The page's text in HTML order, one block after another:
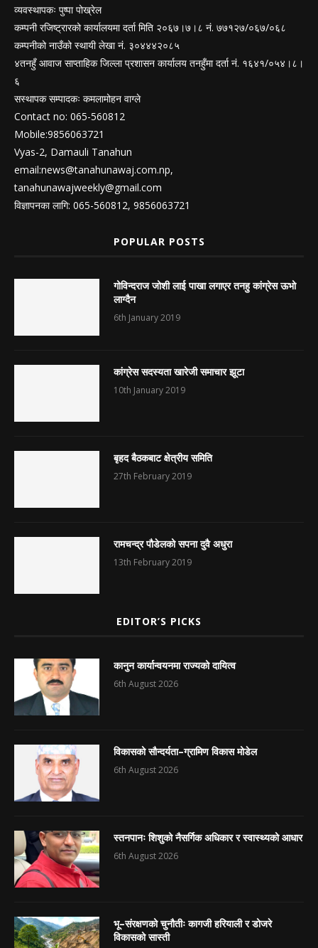
व्यवस्थापकः पुष्पा पोख्रेल
कम्पनी रजिष्ट्रारको कार्यालयमा दर्ता मिति २०६७।७।८ नं. ७७१२७/०६७/०६८
कम्पनीको नाउँको स्थायी लेखा नं. ३०४४४२०८५
४तनहुँ आवाज साप्ताहिक जिल्ला प्रशासन कार्यालय तनहुँमा दर्ता नं. १६४१/०५४।८।
६
सस्थापक सम्पादकः कमलामोहन वाग्ले
Contact no: 065-560812
Mobile:9856063721
Vyas-2, Damauli Tanahun
email:news@tanahunawaj.com.np,
tanahunawajweekly@gmail.com
विज्ञापनका लागि: 065-560812, 9856063721
POPULAR POSTS
गोविन्दराज जोशी लाई पाखा लगाएर तनहु कांग्रेस ऊभो
लाग्दैन
6th January 2019
कांग्रेस सदस्यता खारेजी समाचार झूटा
10th January 2019
बृहद बैठकबाट क्षेत्रीय समिति
27th February 2019
रामचन्द्र पौडेलको सपना दुवै अधुरा
13th February 2019
EDITOR’S PICKS
कानुन कार्यान्वयनमा राज्यको दायित्व
6th August 2026
विकासको सौन्दर्यता–ग्रामिण विकास मोडेल
6th August 2026
स्तनपानः शिशुको नैसर्गिक अधिकार र स्वास्थ्यको आधार
6th August 2026
भू–संरक्षणको चुनौतीः कागजी हरियाली र डोजरे
विकासको सास्ती